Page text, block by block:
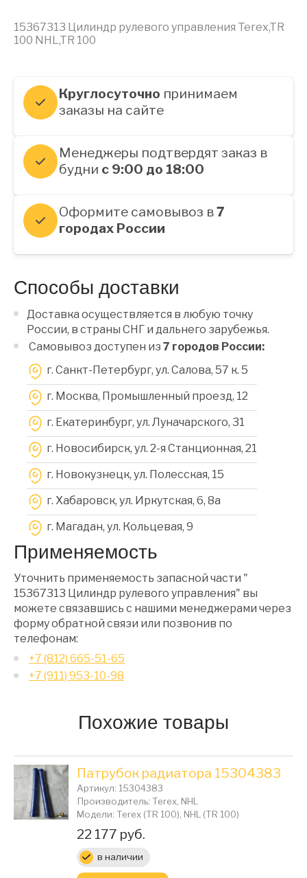
15367313 Цилиндр рулевого управления Terex,TR
100 NHL,TR 100
Круглосуточно принимаем
заказы на сайте
Менеджеры подтвердят заказ в
будни с 9:00 до 18:00
Оформите самовывоз в7
городах России
Способы доставки
Доставка осуществляется в любую точку
России, в страны СНГ и дальнего зарубежья.
Самовывоз доступен из 7 городов России:
г. Санкт-Петербург, ул. Салова, 57 к. 5
г. Москва, Промышленный проезд, 12
г. Екатеринбург, ул. Луначарского, 31
г. Новосибирск, ул. 2-я Станционная, 21
г. Новокузнецк, ул. Полесская, 15
г. Хабаровск, ул. Иркутская, 6, 8a
г. Магадан, ул. Кольцевая, 9
Применяемость
Уточнить применяемость запасной части "
15367313 Цилиндр рулевого управления" вы
можете связавшись с нашими менеджерами через
форму обратной связи или позвонив по
телефонам:
+7 (812) 665-51-65
+7 (911) 953-10-98
Похожие товары
Патрубок радиатора 15304383
Артикул: 15304383
Производитель: Terex, NHL
Модели: Terex (TR 100), NHL (TR 100)
Цена:
22 177 руб.
в наличии